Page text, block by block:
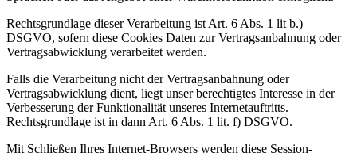
Rechtsgrundlage dieser Verarbeitung ist Art. 6 Abs. 1 lit b.)
DSGVO, sofern diese Cookies Daten zur Vertragsanbahnung oder
Vertragsabwicklung verarbeitet werden.
Falls die Verarbeitung nicht der Vertragsanbahnung oder
Vertragsabwicklung dient, liegt unser berechtigtes Interesse in der
Verbesserung der Funktionalität unseres Internetauftritts.
Rechtsgrundlage ist in dann Art. 6 Abs. 1 lit. f) DSGVO.
Mit Schließen Ihres Internet-Browsers werden diese Session-